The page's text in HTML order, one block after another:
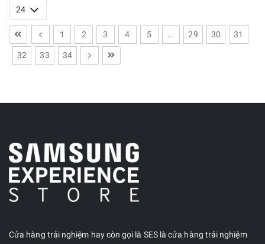
1 2 3 4 5 ... 29 30 31
32 33 34
Cửa hàng trải nghiệm hay còn gọi là SES là cửa hàng trải nghiệm